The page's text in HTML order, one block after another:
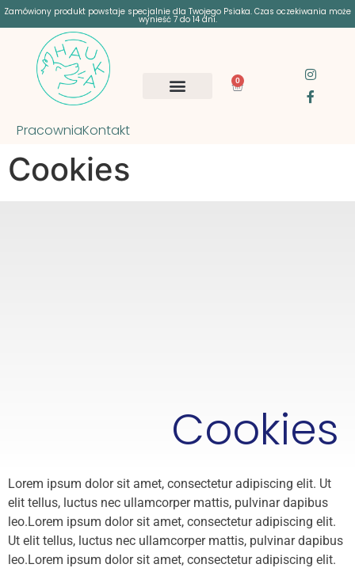
Zamówiony produkt powstaje specjalnie dla Twojego Psiaka. Czas oczekiwania może
wynieść 7 do 14 dni.
PracowniaKontakt
0
Cookies
Cookies
Lorem ipsum dolor sit amet, consectetur adipiscing elit. Ut
elit tellus, luctus nec ullamcorper mattis, pulvinar dapibus
leo.Lorem ipsum dolor sit amet, consectetur adipiscing elit.
Ut elit tellus, luctus nec ullamcorper mattis, pulvinar dapibus
leo.Lorem ipsum dolor sit amet, consectetur adipiscing elit.